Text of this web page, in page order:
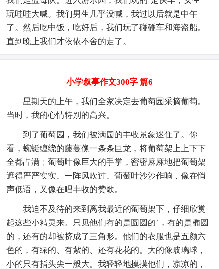
玩哇哇大喊。我们男生几乎没喊，我过以后就是中午
了。然后吃中饭，吃好后，我们玩了碰碰车和海盗船。
直到晚上我们才依依不舍的走了。
小学叙事作文300字 篇6
星期天的上午，我们全家决定去葡萄园采摘葡萄。
当时，我的心情特别的高兴。
到了葡萄园，我们被满园的丰收景象迷住了。你
看，蜿蜒缠绕的藤蔓像一条条巨龙，将葡萄架上上下下
全都占满；葡萄叶像巨大的手掌，密密麻麻地把葡萄架
遮得严严实实。一阵风吹过。葡萄叶沙沙作响，像在悄
声低语，又像在唱丰收的赞歌。
我迫不及待的来到离我最近的葡萄架下，仔细欣赏
起这些小精灵来。只见他们有的是圆圆的`，有的是椭圆
的，还有的却被挤成了三角形。他们的衣服也是五颜六
色的，有绿的、有紫的、还有花花的。大的像玻璃球，
小的只有指头尖一般大。我轻轻地摸摸他们，凉凉的，